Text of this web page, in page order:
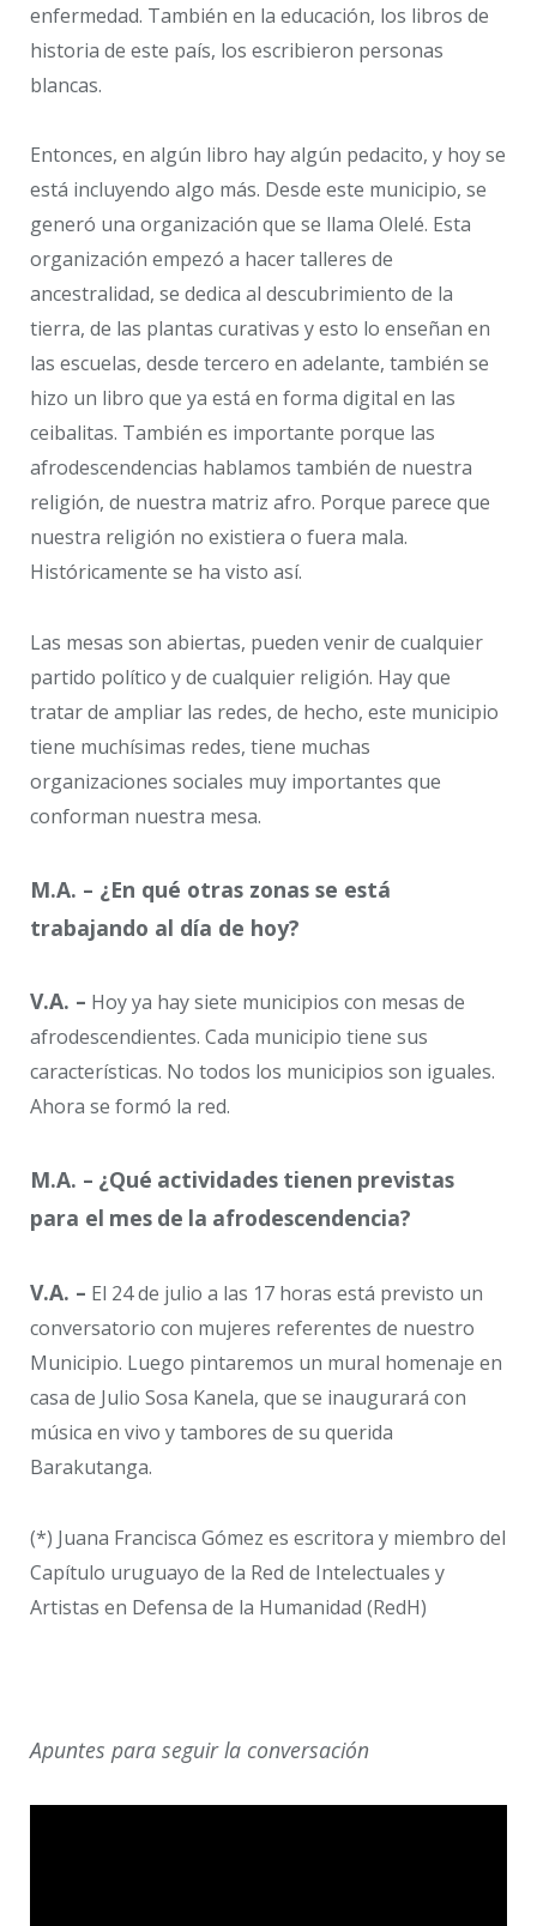
enfermedad. También en la educación, los libros de
historia de este país, los escribieron personas
blancas.
Entonces, en algún libro hay algún pedacito, y hoy se
está incluyendo algo más. Desde este municipio, se
generó una organización que se llama Olelé. Esta
organización empezó a hacer talleres de
ancestralidad, se dedica al descubrimiento de la
tierra, de las plantas curativas y esto lo enseñan en
las escuelas, desde tercero en adelante, también se
hizo un libro que ya está en forma digital en las
ceibalitas. También es importante porque las
afrodescendencias hablamos también de nuestra
religión, de nuestra matriz afro. Porque parece que
nuestra religión no existiera o fuera mala.
Históricamente se ha visto así.
Las mesas son abiertas, pueden venir de cualquier
partido político y de cualquier religión. Hay que
tratar de ampliar las redes, de hecho, este municipio
tiene muchísimas redes, tiene muchas
organizaciones sociales muy importantes que
conforman nuestra mesa.
M.A. – ¿En qué otras zonas se está
trabajando al día de hoy?
V.A. – Hoy ya hay siete municipios con mesas de
afrodescendientes. Cada municipio tiene sus
características. No todos los municipios son iguales.
Ahora se formó la red.
M.A. – ¿Qué actividades tienen previstas
para el mes de la afrodescendencia?
V.A. – El 24 de julio a las 17 horas está previsto un
conversatorio con mujeres referentes de nuestro
Municipio. Luego pintaremos un mural homenaje en
casa de Julio Sosa Kanela, que se inaugurará con
música en vivo y tambores de su querida
Barakutanga.
(*) Juana Francisca Gómez es escritora y miembro del
Capítulo uruguayo de la Red de Intelectuales y
Artistas en Defensa de la Humanidad (RedH)
Apuntes para seguir la conversación